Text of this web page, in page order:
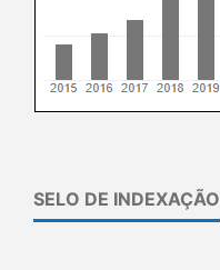
SELO DE INDEXAÇÃO